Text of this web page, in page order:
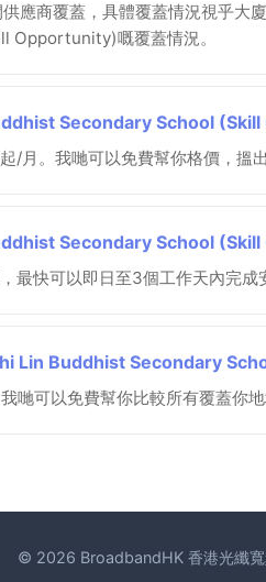
應商覆蓋，具體覆蓋情況視乎
嘅覆蓋情況。
Secondary School
月。我哋可以免費幫你格價，搵
Secondary School
最快可以即日至3個工作天內完成
Lin Buddhist Secondary
哋可以免費幫你比較所有覆蓋你
© 2026 BroadbandHK 香港光纖寬